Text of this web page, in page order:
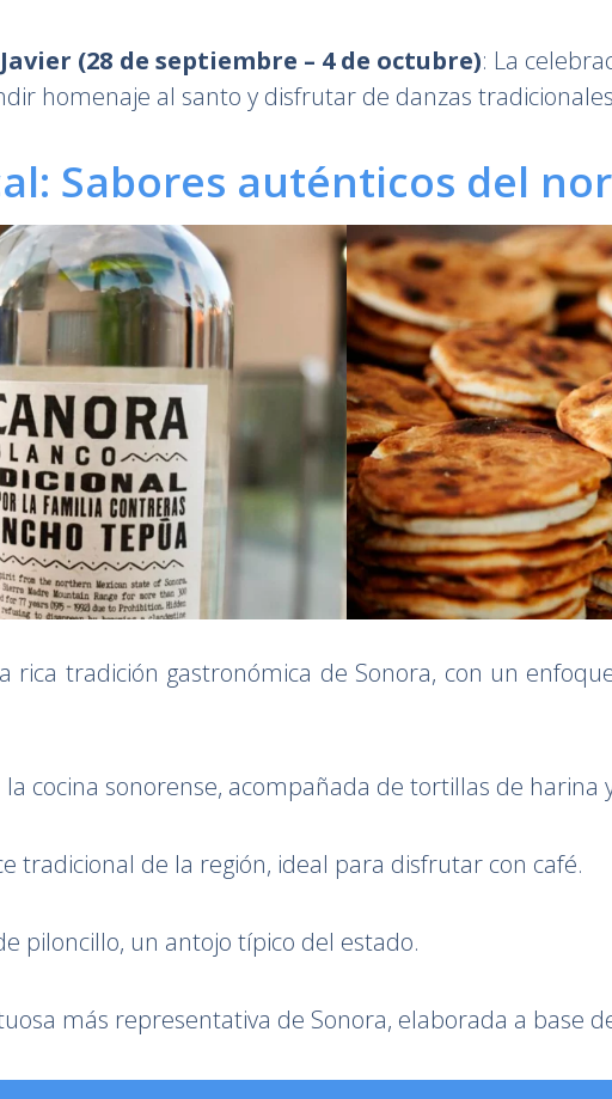
(28 de septiembre – 4 de octubre): La
homenaje al santo y disfrutar de danzas
Sabores auténticos del
rica tradición gastronómica de Sonora, con un
la cocina sonorense, acompañada de tortillas de harina
tradicional de la región, ideal para disfrutar con café.
piloncillo, un antojo típico del estado.
más representativa de Sonora, elaborada a base